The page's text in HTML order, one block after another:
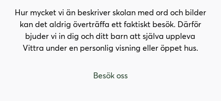
Hur mycket vi än beskriver skolan med ord och bilder
kan det aldrig överträffa ett faktiskt besök. Därför
bjuder vi in dig och ditt barn att själva uppleva
Vittra under en personlig visning eller öppet hus.
Besök oss